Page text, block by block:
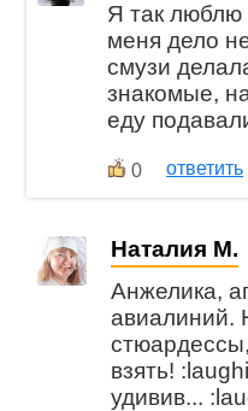
Я так люблю
меня дело
смузи
знакомые,
еду
0 ответить
Наталия М.
Анжелика,
авиалиний.
взять!
удивив...